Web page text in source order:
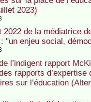
2023)
2022 de la médiatrice
"un enjeu social,
l’indigent rapport
rapports
sur l’éducation